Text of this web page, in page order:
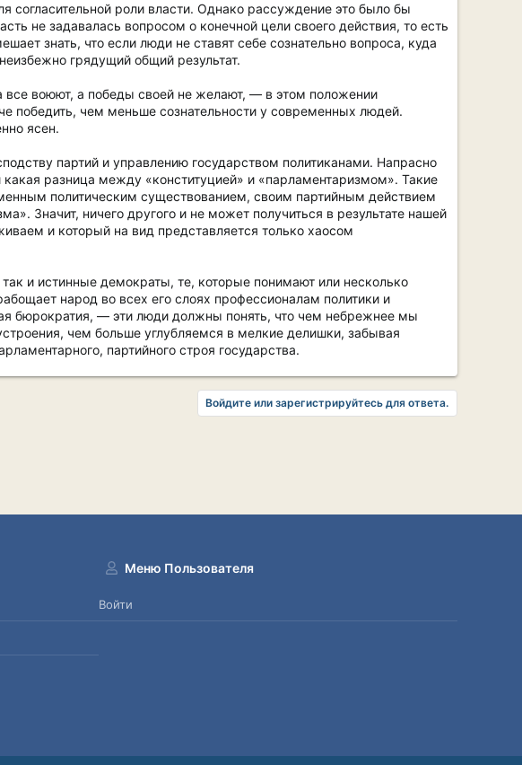
согласительной роли власти. Однако рассуждение это было бы
не задавалась вопросом о конечной цели своего действия, то есть
знать, что если люди не ставят себе сознательно вопроса, куда
грядущий общий результат.
воюют, а победы своей не желают, — в этом положении
победить, чем меньше сознательности у современных людей.
ясен.
партий и управлению государством политиканами. Напрасно
разница между «конституцией» и «парламентаризмом». Такие
политическим существованием, своим партийным действием
Значит, ничего другого и не может получиться в результате нашей
и который на вид представляется только хаосом
и истинные демократы, те, которые понимают или несколько
народ во всех его слоях профессионалам политики и
бюрократия, — эти люди должны понять, что чем небрежнее мы
чем больше углубляемся в мелкие делишки, забывая
партийного строя государства.
Войдите или зарегистрируйтесь для ответа.
Меню Пользователя
Войти